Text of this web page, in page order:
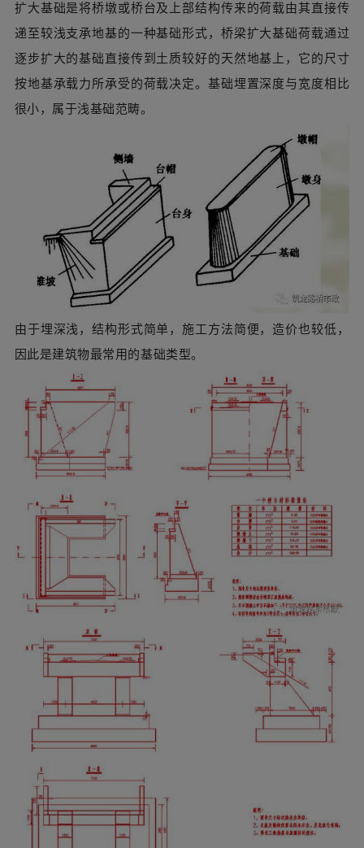
扩大基础是将桥墩或桥台及上部结构传来的荷载由其直接传
递至较浅支承地基的一种基础形式，桥梁扩大基础荷载通过
逐步扩大的基础直接传到土质较好的天然地基上，它的尺寸
按地基承载力所承受的荷载决定。基础埋置深度与宽度相比
很小，属于浅基础范畴。
由于埋深浅，结构形式简单，施工方法简便，造价也较低，
因此是建筑物最常用的基础类型。